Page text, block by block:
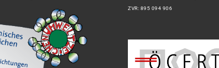
ZVR: 895 094 906